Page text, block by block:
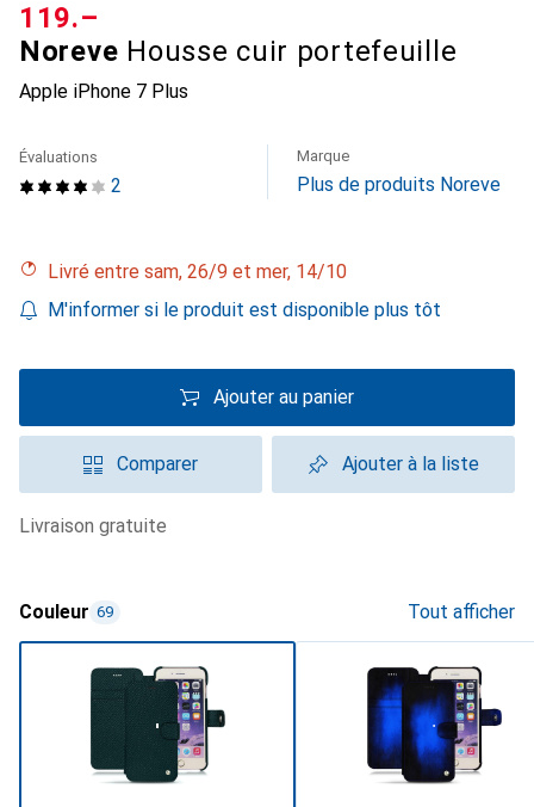
Noreve Housse cuir portefeuille
Apple iPhone 7 Plus
CHF
119.–
2
Évaluations Marque
Plus de produits Noreve
Livré entre sam, 26/9 et mer, 14/10
M'informer si le produit est disponible plus tôt
Ajouter au panier
Comparer Ajouter à la liste
livraison gratuite
Couleur 69 Tout afficher